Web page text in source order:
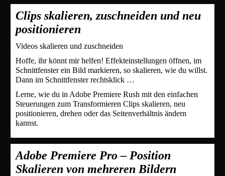
Clips skalieren, zuschneiden und neu
positionieren
Videos skalieren und zuschneiden
Hoffe, ihr könnt mir helfen! Effekteinstellungen öffnen, im
Schnittfenster ein Bild markieren, so skalieren, wie du willst.
Dann im Schnittfenster rechtsklick …
Lerne, wie du in Adobe Premiere Rush mit den einfachen
Steuerungen zum Transformieren Clips skalieren, neu
positionieren, drehen oder das Seitenverhältnis ändern
kannst.
Adobe Premiere Pro – Position
Skalieren von mehreren Bildern